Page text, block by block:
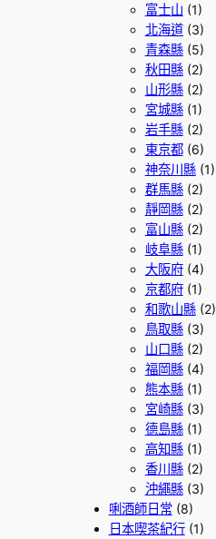
富士山 (1)
北海道(3)
青森縣(5)
秋田縣(2)
山形縣(2)
宮城縣(1)
岩手縣(2)
東京都(6)
神奈川縣(1)
群馬縣(2)
靜岡縣(2)
富山縣(2)
岐阜縣(1)
大阪府(4)
京都府(1)
和歌山縣(2)
鳥取縣(3)
山口縣(2)
福岡縣(4)
熊本縣(1)
宮崎縣(3)
德島縣(1)
高知縣(1)
香川縣(2)
沖繩縣(3)
唎酒師日常(8)
日本喫茶紀行(1)